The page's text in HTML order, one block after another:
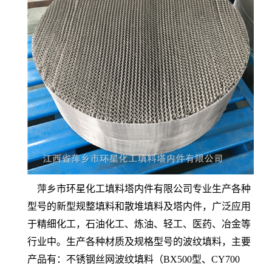
萍乡市环星化工填料塔内件有限公司专业生产各种
型号的新型规整填料和散堆填料及塔内件，广泛应用
于精细化工，石油化工、炼油、轻工、医药、冶金等
行业中。生产各种材质及规格型号的波纹填料，主要
产品有：不锈钢丝网波纹填料（BX500型、CY700